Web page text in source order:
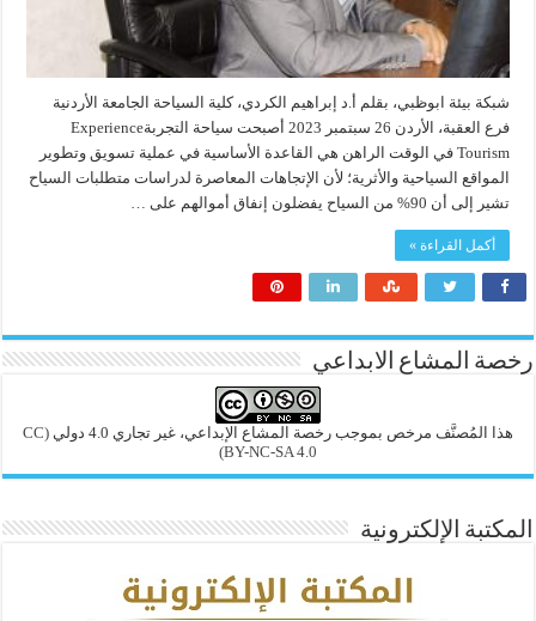
شبكة بيئة ابوظبي، بقلم أ.د إبراهيم الكردي، كلية السياحة الجامعة الأردنية
فرع العقبة، الأردن 26 سبتمبر 2023 أصبحت سياحة التجربةExperience
Tourism في الوقت الراهن هي القاعدة الأساسية في عملية تسويق وتطوير
المواقع السياحية والأثرية؛ لأن الإتجاهات المعاصرة لدراسات متطلبات السياح
تشير إلى أن 90% من السياح يفضلون إنفاق أموالهم على …
أكمل القراءة »
رخصة المشاع الابداعي
هذا المُصنَّف مرخص بموجب رخصة المشاع الإبداعي، غير تجاري 4.0 دولي
(CC
BY-NC-SA 4.0)
المكتبة الإلكترونية